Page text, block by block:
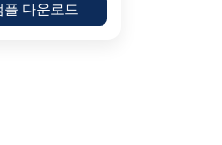
플 다운로드